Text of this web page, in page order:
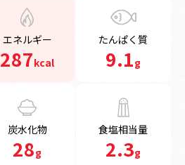
エネルギー
287kcal
たんぱく質
9.1g
炭水化物
28g
食塩相当量
2.3g